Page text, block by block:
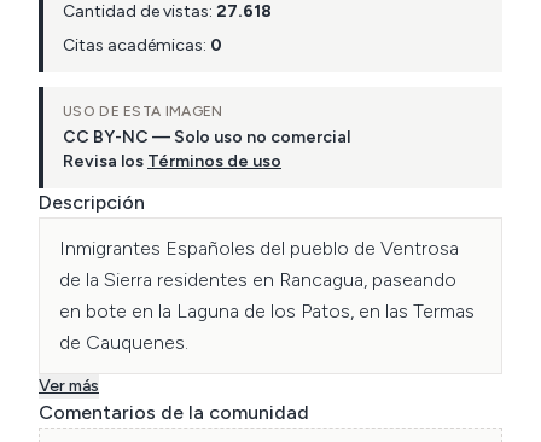
Cantidad de vistas: 27.618
Citas académicas: 0
USO DE ESTA IMAGEN
CC BY-NC — Solo uso no comercial
Revisa los Términos de uso
Descripción
Inmigrantes Españoles del pueblo de Ventrosa
de la Sierra residentes en Rancagua, paseando
en bote en la Laguna de los Patos, en las Termas
de Cauquenes.
Ver más
Comentarios de la comunidad